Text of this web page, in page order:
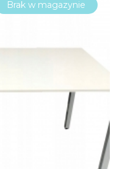
Brak w magazynie